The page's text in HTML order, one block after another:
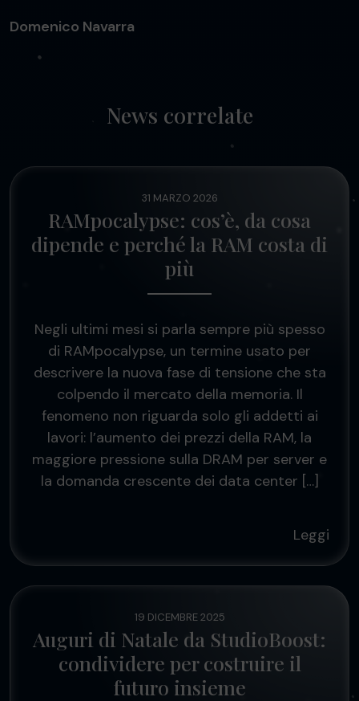
Domenico Navarra
News correlate
31 MARZO 2026
RAMpocalypse: cos’è, da cosa
dipende e perché la RAM costa di
più
Negli ultimi mesi si parla sempre più spesso
di RAMpocalypse, un termine usato per
descrivere la nuova fase di tensione che sta
colpendo il mercato della memoria. Il
fenomeno non riguarda solo gli addetti ai
lavori: l’aumento dei prezzi della RAM, la
maggiore pressione sulla DRAM per server e
la domanda crescente dei data center […]
Leggi
19 DICEMBRE 2025
Auguri di Natale da StudioBoost:
condividere per costruire il
futuro insieme